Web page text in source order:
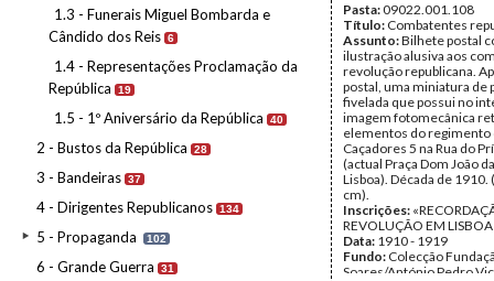
1.3 - Funerais Miguel Bombarda e
Cândido dos Reis 6
1.4 - Representações Proclamação da
República
19
1.5 - 1º Aniversário da República 40
2 - Bustos da República 28
3 - Bandeiras 37
4 - Dirigentes Republicanos 134
5 - Propaganda 102
6 - Grande Guerra 31
Pasta:09022.001.108
Título: Combatentes
Assunto:Bilhete postal
ilustração alusiva aos
revolução republicana.
postal, uma miniatura de
fivelada que possui no
imagem fotomecânica
elementos do regimento
Caçadores 5 na Rua do
(actual Praça Dom João
Lisboa). Década de 1910.
cm).
Inscrições:
REVOLUÇÃO EM
Data: 1910 - 1919
Fundo: Colecção
Soares/António Pedro